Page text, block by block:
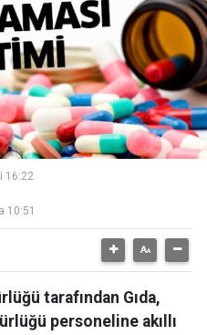
16:22
10:51
tarafından Gıda,
personeline akıllı